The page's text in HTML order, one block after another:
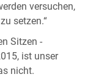
versuchen,
setzen.“
Sitzen -
ist unser
nicht.